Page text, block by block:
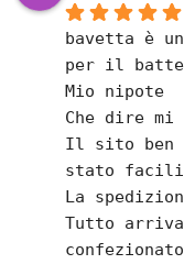
bavetta è
per il
Mio nipote
Che dire mi
Il sito ben
stato
La
Tutto
confezionato